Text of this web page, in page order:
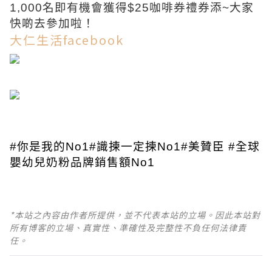
1,000名即有機會獲得$25咖啡券禮券添~大家
快啲去參加啦！
大仁生活facebook
#你是我的No1#識揀一定揀No1#美贊臣 #全球
嬰幼兒奶粉品牌銷售額No1
*本站之內容由作者所提供，並不代表本站的立場。因此本站對
所有博客的立場、真實性、準確性及完整性不負任何法律責
任。